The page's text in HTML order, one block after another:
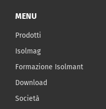
MENU
Prodotti
Isolmag
Formazione Isolmant
Download
Società